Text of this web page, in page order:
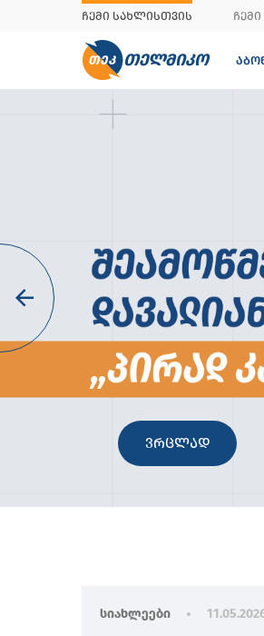
ᲩᲔᲛᲘ ᲡᲐᲮᲚᲘᲡᲗᲕᲘᲡ
ᲗᲔᲚᲛᲘᲙᲝ
ᲕᲠᲪᲚᲐᲓ
სიახლეები